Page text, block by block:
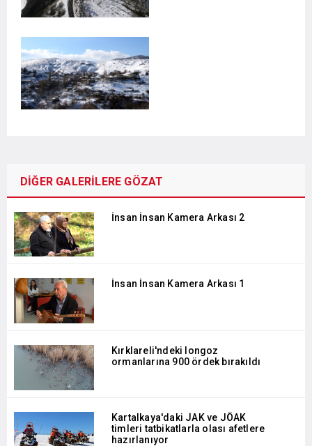
DİĞER GALERİLERE GÖZAT
İnsan İnsan Kamera Arkası 2
İnsan İnsan Kamera Arkası 1
Kırklareli'ndeki longoz
ormanlarına 900 ördek bırakıldı
Kartalkaya'daki JAK ve JÖAK
timleri tatbikatlarla olası afetlere
hazırlanıyor